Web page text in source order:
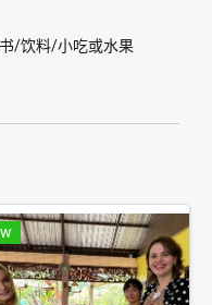
/饮料/小吃或水果